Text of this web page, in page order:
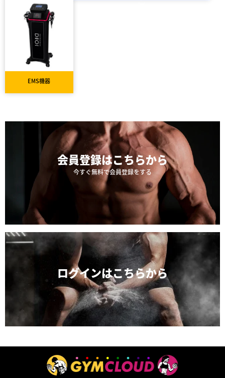
EMS機器
会員登録はこちらから
今すぐ無料で会員登録をする
ログインはこちらから